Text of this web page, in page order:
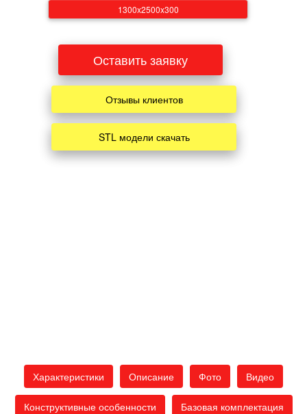
1300x2500x300
Оставить заявку
Отзывы клиентов
STL модели скачать
Характеристики Описание Фото Видео
Конструктивные особенности Базовая комплектация